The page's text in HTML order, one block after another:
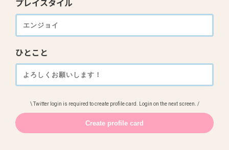
プレイスタイル
ひとこと
\ Twitter login is required to create profile card. Login on the next screen. /